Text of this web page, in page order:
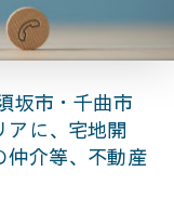
坂市・千曲市
アに、宅地開
仲介等、不動産